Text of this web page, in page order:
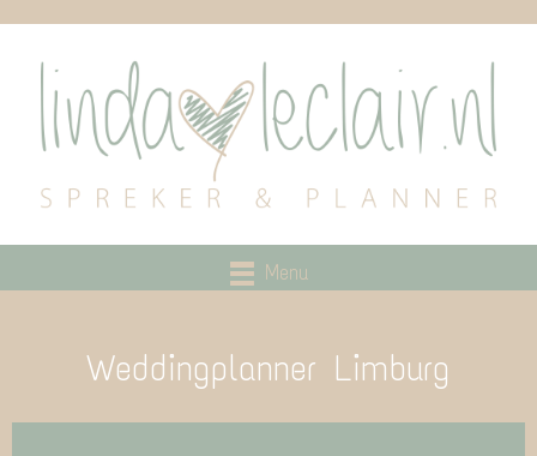
Menu
Weddingplanner Limburg